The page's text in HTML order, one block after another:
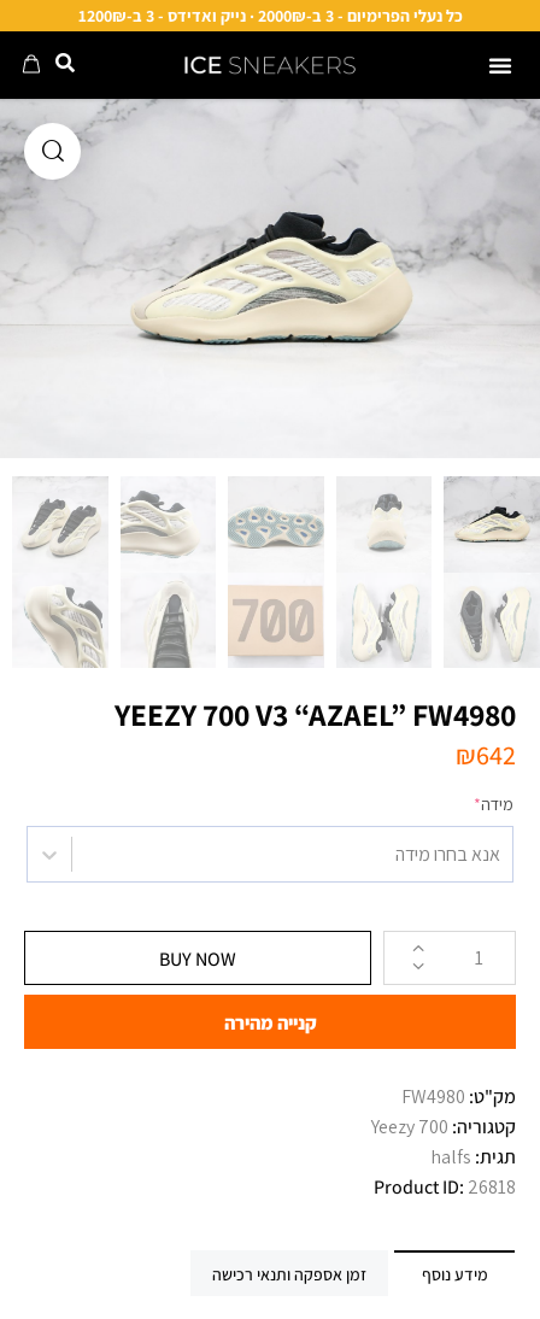
כל נעלי הפרימיום - 3 ב-2000₪ · נייק ואדידס - 3 ב-1200₪
YEEZY 700 V3 “AZAEL” FW4980
₪642
מידה*
אנא בחרו מידה
BUY NOW
קנייה מהירה
מק"ט: FW4980
קטגוריה: Yeezy 700
תגית: halfs
Product ID: 26818
מידע נוסף זמן אספקה ותנאי רכישה